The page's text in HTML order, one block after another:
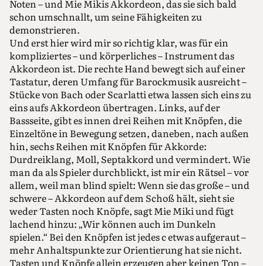
Noten – und Mie Mikis Akkordeon, das sie sich bald
schon umschnallt, um seine Fähigkeiten zu
demonstrieren.
Und erst hier wird mir so richtig klar, was für ein
kompliziertes – und körperliches – Instrument das
Akkordeon ist. Die rechte Hand bewegt sich auf einer
Tastatur, deren Umfang für Barockmusik ausreicht –
Stücke von Bach oder Scarlatti etwa lassen sich eins zu
eins aufs Akkordeon übertragen. Links, auf der
Bassseite, gibt es innen drei Reihen mit Knöpfen, die
Einzeltöne in Bewegung setzen, daneben, nach außen
hin, sechs Reihen mit Knöpfen für Akkorde:
Durdreiklang, Moll, Septakkord und vermindert. Wie
man da als Spieler durchblickt, ist mir ein Rätsel – vor
allem, weil man blind spielt: Wenn sie das große – und
schwere – Akkordeon auf dem Schoß hält, sieht sie
weder Tasten noch Knöpfe, sagt Mie Miki und fügt
lachend hinzu: „Wir können auch im Dunkeln
spielen.“ Bei den Knöpfen ist jedes c etwas aufgeraut –
mehr Anhaltspunkte zur Orientierung hat sie nicht.
Tasten und Knöpfe allein erzeugen aber keinen Ton –